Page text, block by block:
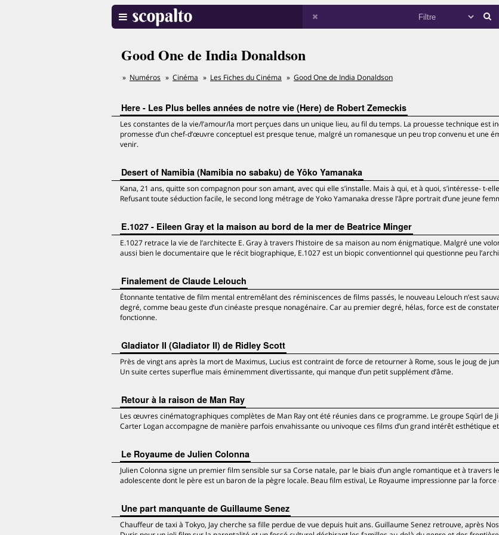
Good One de India Donaldson
Numéros Cinéma Les Fiches du Cinéma Good One de India Donaldson
Here - Les Plus belles années de notre vie (Here) de Robert Zemeckis
Les constantes de la vie/l’amour/la mort perçues dans un unique lieu, au fil du temps. La prouesse technique est
promesse d’un chef-d’œuvre conceptuel est presque tenue, malgré un romanesque un peu trop convenu et une
venir.
Desert of Namibia (Namibia no sabaku) de Yôko Yamanaka
Kana, 21 ans, quitte son compagnon pour son amant, avec qui elle s’installe. Mais à qui, et à quoi, s’intéresse- t-
Refusant toute séduction facile, le second long métrage de Yoko Yamanaka dresse l’âpre portrait d’une jeune
E.1027 - Eileen Gray et la maison au bord de la mer de Beatrice Minger
E.1027 retrace la vie de l’architecte E. Gray à travers l’histoire de sa maison au nom énigmatique. Malgré une
aussi bien le documentaire que le récit biographique, E.1027 est un biopic conventionnel qui questionne peu
Finalement de Claude Lelouch
Étonnante tentative de film mental entremêlant des réminiscences de films passés, le nouveau Lelouch n’est
degré, comme beau geste d’un cinéaste presque nonagénaire. Car au premier degré, hélas, force est de
fonctionne.
Gladiator II (Gladiator II) de Ridley Scott
Près de vingt ans après la mort de Maximus, Lucius est contraint de force de retourner à Rome, sous le joug de
Un suite certes superflue mais éminemment divertissante, qui manque d’un petit supplément d’âme.
Retour à la raison de Man Ray
Les œuvres cinématographiques complètes de Man Ray ont été réunies dans ce programme. Le groupe Sqürl de
Carter Logan accompagne de manière parfois envahissante ou univoque ces films d’un grand intérêt esthétique
Le Royaume de Julien Colonna
Julien Colonna signe un premier film sensible sur sa Corse natale, par le biais d’un angle romantique et à travers
adolescente dont le père est un baron de la pègre locale. Beau film estival, Le Royaume impressionne par la
Une part manquante de Guillaume Senez
Chauffeur de taxi à Tokyo, Jay cherche sa fille perdue de vue depuis huit ans. Guillaume Senez retrouve, après